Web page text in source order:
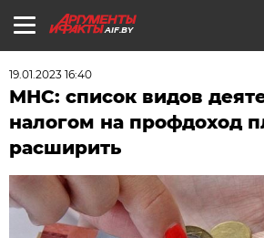
AIF.BY
19.01.2023 16:40
МНС: список видов
налогом на профдоход
расширить